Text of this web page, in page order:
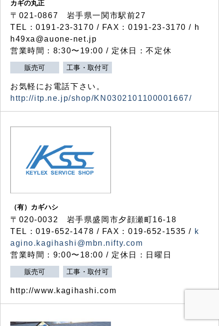
カギの丸正
〒021-0867 岩手県一関市駅前27
TEL：0191-23-3170 / FAX：0191-23-3170 / h
h49xa@auone-net.jp
営業時間：8:30〜19:00 / 定休日：不定休
販売可 工事・取付可
お気軽にお電話下さい。
http://itp.ne.jp/shop/KN0302101100001667/
（有）カギハシ
〒020-0032 岩手県盛岡市夕顔瀬町16-18
TEL：019-652-1478 / FAX：019-652-1535 / k
agino.kagihashi@mbn.nifty.com
営業時間：9:00〜18:00 / 定休日：日曜日
販売可 工事・取付可
http://www.kagihashi.com